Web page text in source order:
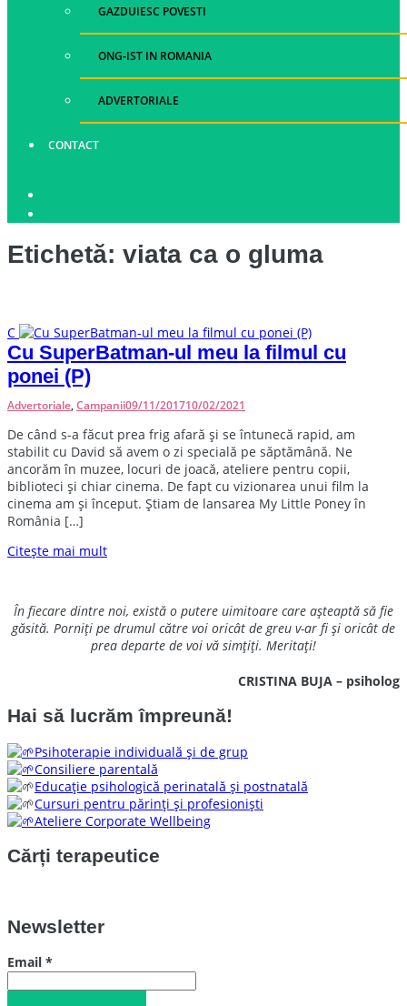
GAZDUIESC POVESTI
ONG-IST IN ROMANIA
ADVERTORIALE
CONTACT
Etichetă: viata ca o gluma
C
Cu SuperBatman-ul meu la filmul cu
ponei (P)
Advertoriale,Campanii09/11/201710/02/2021
De când s-a făcut prea frig afară și se întunecă rapid, am
stabilit cu David să avem o zi specială pe săptămână. Ne
ancorăm în muzee, locuri de joacă, ateliere pentru copii,
biblioteci și chiar cinema. De fapt cu vizionarea unui film la
cinema am și început. Știam de lansarea My Little Poney în
România […]
Citește mai mult
În fiecare dintre noi, există o putere uimitoare care așteaptă să fie
găsită. Porniți pe drumul către voi oricât de greu v-ar fi și oricât de
prea departe de voi vă simțiți. Meritați!
CRISTINA BUJA – psiholog
Hai să lucrăm împreună!
Psihoterapie individuală și de grup
Consiliere parentală
Educație psihologică perinatală și postnatală
Cursuri pentru părinți și profesioniști
Ateliere Corporate Wellbeing
Cărți terapeutice
Newsletter
Email *